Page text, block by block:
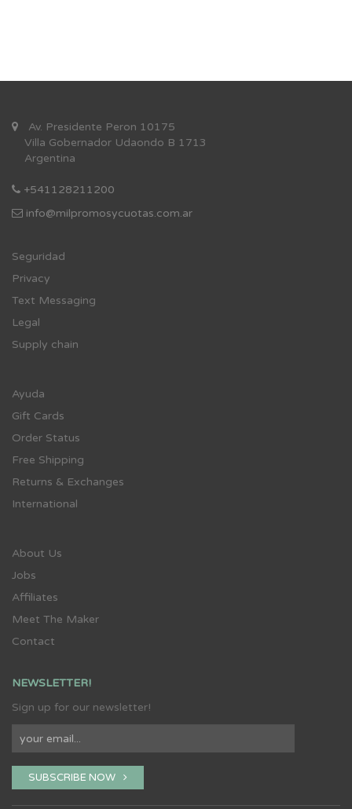
Av. Presidente Peron 10175
Villa Gobernador Udaondo B 1713
Argentina
+541128211200
info@milpromosycuotas.com.ar
Seguridad
Privacy
Text Messaging
Legal
Supply chain
Ayuda
Gift Cards
Order Status
Free Shipping
Returns & Exchanges
International
About Us
Jobs
Affiliates
Meet The Maker
Contact
NEWSLETTER!
Sign up for our newsletter!
SUBSCRIBE NOW